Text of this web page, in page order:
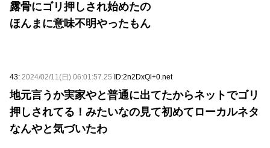
露骨にゴリ押しされ始めたの
ほんまに意味不明やったもん
43: 2024/02/11(日) 06:01:57.25 ID:2n2DxQl+0.net
地元言うか実家やと普通に出てたからネットでゴリ
押しされてる！みたいなの見て初めてローカルネタ
なんやと気づいたわ